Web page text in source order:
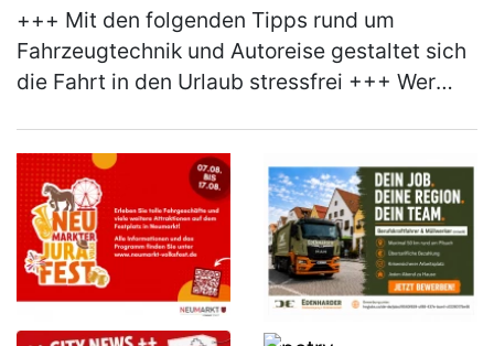
+++ Mit den folgenden Tipps rund um
Fahrzeugtechnik und Autoreise gestaltet sich
die Fahrt in den Urlaub stressfrei +++ Wer
dem Aut…
(mehr)